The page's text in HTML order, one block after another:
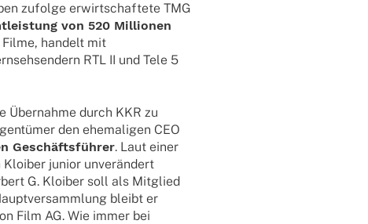
zufolge erwirt­schaf­tete TMG
von 520 Millio­nen
handelt mit
RTL II und Tele 5
Über­nahme durch KKR zu
den ehema­li­gen CEO
Geschäfts­füh­rer. Laut einer
junior unver­än­dert
G. Kloi­ber soll als Mitglied
bleibt er
Film AG. Wie immer bei